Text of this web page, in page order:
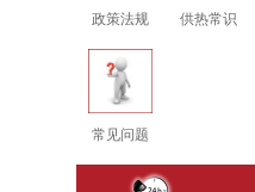
政策法规 供热常识
常见问题